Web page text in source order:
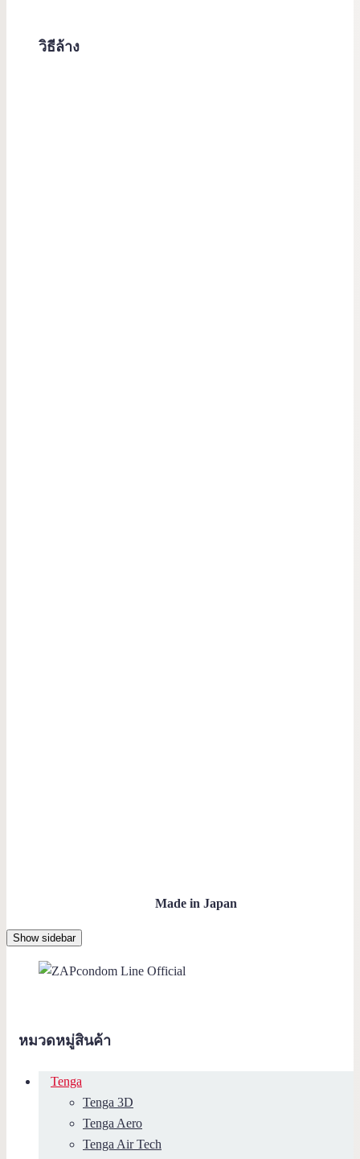
วิธีล้าง
Made in Japan
Show sidebar
หมวดหมู่สินค้า
Tenga
Tenga 3D
Tenga Aero
Tenga Air Tech